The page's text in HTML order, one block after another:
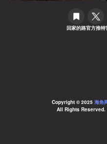
回家的路官方推特
Copyright © 2025 海角
All Rights